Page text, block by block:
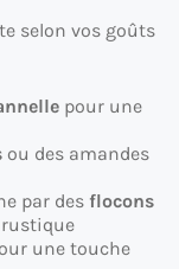
selon vos goûts
pour une
ou des amandes
par des flocons
une touche